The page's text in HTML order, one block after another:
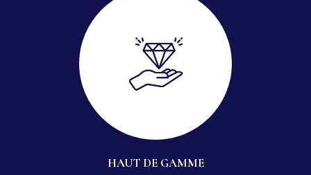
HAUT DE GAMME